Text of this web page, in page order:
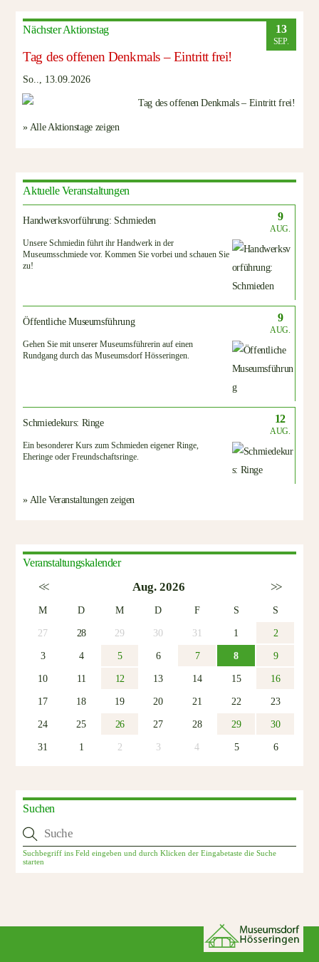
Nächster Aktionstag 13
SEP.
Tag des offenen Denkmals – Eintritt frei!
So.., 13.09.2026
» Alle Aktionstage zeigen
Aktuelle Veranstaltungen
Handwerksvorführung: Schmieden 9
AUG.
Unsere Schmiedin führt ihr Handwerk in der
Museumsschmiede vor. Kommen Sie vorbei und schauen Sie
zu!
Öffentliche Museumsführung 9
AUG.
Gehen Sie mit unserer Museumsführerin auf einen
Rundgang durch das Museumsdorf Hösseringen.
Schmiedekurs: Ringe 12
AUG.
Ein besonderer Kurs zum Schmieden eigener Ringe,
Eheringe oder Freundschaftsringe.
» Alle Veranstaltungen zeigen
Veranstaltungskalender
<< Aug. 2026 >>
M D M D F S
S
27
28 29 30 31 1
2
3
4 5 6 7 8
9
10
11 12 13 14 15
16
17
18 19 20 21 22
23
24
25 26 27 28 29
30
31
1 2 3 4 5 6
Suchen